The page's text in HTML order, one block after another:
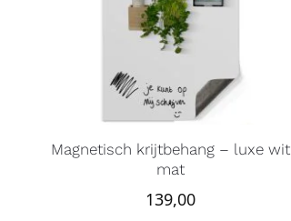
Magnetisch krijtbehang – luxe wit
mat
139,00